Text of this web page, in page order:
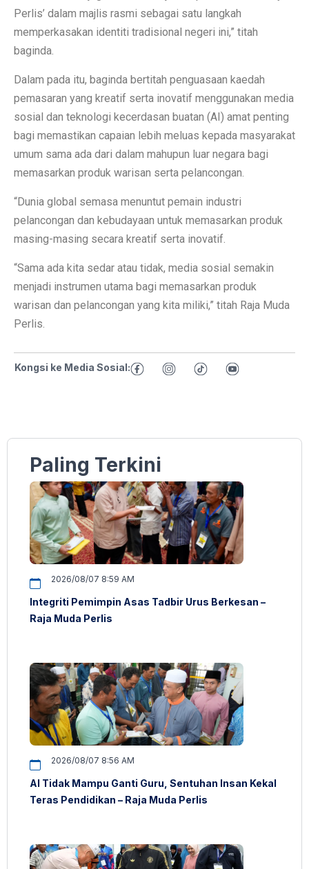
Perlis’ dalam majlis rasmi sebagai satu langkah
memperkasakan identiti tradisional negeri ini,” titah
baginda.
Dalam pada itu, baginda bertitah penguasaan kaedah
pemasaran yang kreatif serta inovatif menggunakan media
sosial dan teknologi kecerdasan buatan (AI) amat penting
bagi memastikan capaian lebih meluas kepada masyarakat
umum sama ada dari dalam mahupun luar negara bagi
memasarkan produk warisan serta pelancongan.
“Dunia global semasa menuntut pemain industri
pelancongan dan kebudayaan untuk memasarkan produk
masing-masing secara kreatif serta inovatif.
“Sama ada kita sedar atau tidak, media sosial semakin
menjadi instrumen utama bagi memasarkan produk
warisan dan pelancongan yang kita miliki,” titah Raja Muda
Perlis.
Kongsi ke Media Sosial:
Paling Terkini
2026/08/07 8:59 AM
Integriti Pemimpin Asas Tadbir Urus Berkesan –
Raja Muda Perlis
2026/08/07 8:56 AM
AI Tidak Mampu Ganti Guru, Sentuhan Insan Kekal
Teras Pendidikan – Raja Muda Perlis